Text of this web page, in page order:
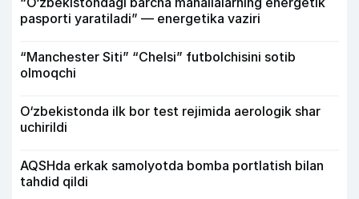
pasporti yaratiladi” — energetika vaziri
“Manchester Siti” “Chelsi” futbolchisini sotib
olmoqchi
O‘zbekistonda ilk bor test rejimida aerologik shar
uchirildi
AQSHda erkak samolyotda bomba portlatish bilan
tahdid qildi